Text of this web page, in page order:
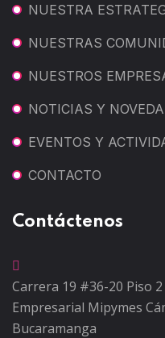
NUESTRA
NUESTRAS
NUESTROS
NOTICIAS Y
EVENTOS Y
CONTACTO
Contáctenos
Carrera 19 #36-20 Piso 2
Empresarial Mipymes
Bucaramanga